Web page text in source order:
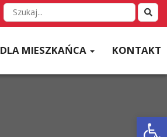
Wyszukaj
w
DLA MIESZKAŃCA KONTAKT